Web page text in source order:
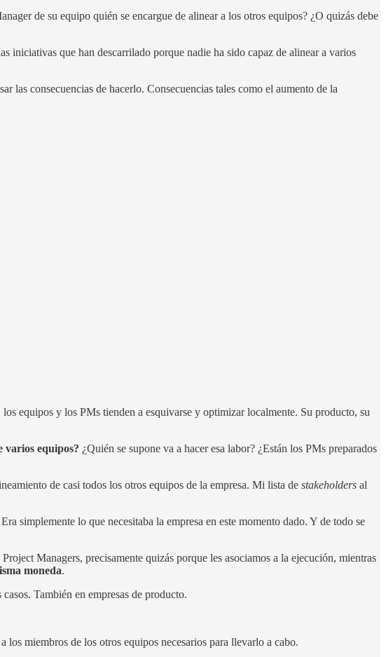
de su equipo quién se encargue de alinear a los otros equipos? ¿O quizás debe
iniciativas que han descarrilado porque nadie ha sido capaz de alinear a varios
las consecuencias de hacerlo. Consecuencias tales como el aumento de la
equipos y los PMs tienden a esquivarse y optimizar localmente. Su producto, su
varios equipos? ¿Quién se supone va a hacer esa labor? ¿Están los PMs preparados
de casi todos los otros equipos de la empresa. Mi lista de stakeholders al
simplemente lo que necesitaba la empresa en este momento dado. Y de todo se
Managers, precisamente quizás porque les asociamos a la ejecución, mientras
moneda.
También en empresas de producto.
miembros de los otros equipos necesarios para llevarlo a cabo.